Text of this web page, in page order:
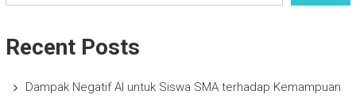
Recent Posts
Dampak Negatif AI untuk Siswa SMA terhadap Kemampuan